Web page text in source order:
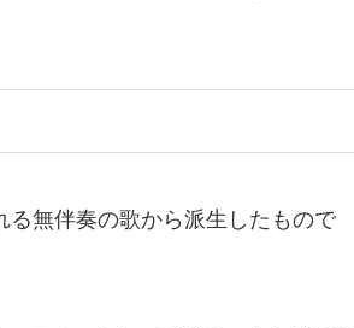
る無伴奏の歌から派生したもので